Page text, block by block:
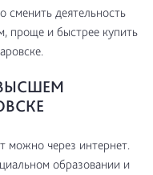
сменить деятельность
проще и быстрее купить
можно через интернет.
образовании и